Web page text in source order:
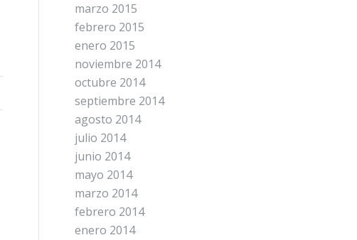
marzo 2015
febrero 2015
enero 2015
noviembre 2014
octubre 2014
septiembre 2014
agosto 2014
julio 2014
junio 2014
mayo 2014
marzo 2014
febrero 2014
enero 2014